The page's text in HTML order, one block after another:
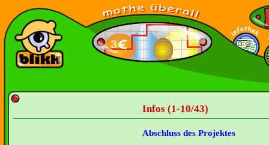
Infos (1-10/43)
Abschluss des Projektes